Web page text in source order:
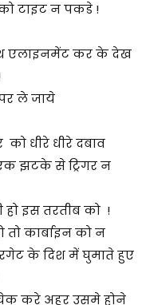
टाइट न पकडे !
एलाइनमेंट कर के देख
ले जाये
धीरे धीरे दबाव
झटके से ट्रिगर न
हो इस तरतीब को !
तो कार्बाइन को न
के दिश में घुमाते हुए
करे अहुर उसमे होने